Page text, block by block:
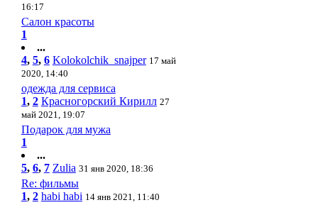
16:17
Салон красоты
1
...
4, 5, 6 Kolokolchik_snajper 17 май
2020, 14:40
одежда для сервиса
1, 2 Красногорский Кирилл 27
май 2021, 19:07
Подарок для мужа
1
...
5, 6, 7 Zulia 31 янв 2020, 18:36
Re: фильмы
1, 2 habi habi 14 янв 2021, 11:40